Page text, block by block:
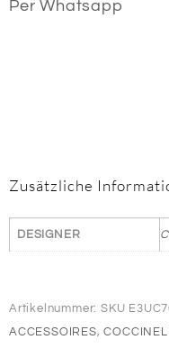
Per Whatsapp
Zusätzliche
DESIGNER
Artikelnummer:SKU
ACCESSOIRES,